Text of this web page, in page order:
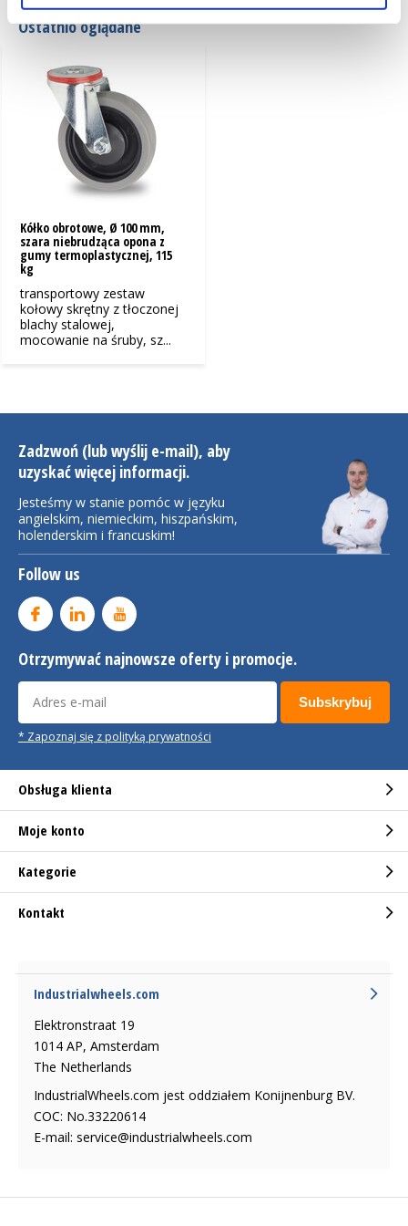
Ostatnio oglądane
Kółko obrotowe, Ø 100 mm,
szara niebrudząca opona z
gumy termoplastycznej, 115
kg
transportowy zestaw
kołowy skrętny z tłoczonej
blachy stalowej,
mocowanie na śruby, sz...
Zadzwoń (lub wyślij e-mail), aby
uzyskać więcej informacji.
Jesteśmy w stanie pomóc w języku
angielskim, niemieckim, hiszpańskim,
holenderskim i francuskim!
Follow us
Otrzymywać najnowsze oferty i promocje.
Subskrybuj
* Zapoznaj się z polityką prywatności
Obsługa klienta
Moje konto
Kategorie
Kontakt
Industrialwheels.com
Elektronstraat 19
1014 AP, Amsterdam
The Netherlands
IndustrialWheels.com jest oddziałem Konijnenburg BV.
COC: No.33220614
E-mail: service@industrialwheels.com